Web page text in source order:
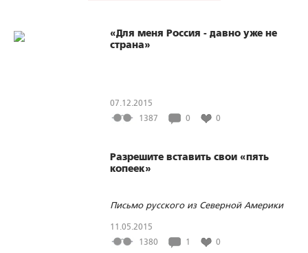
«Для меня Россия - давно уже не
страна»
07.12.2015
1387
0 0
Разрешите вставить свои «пять
копеек»
Письмо русского из Северной Америки
11.05.2015
1380
1 0